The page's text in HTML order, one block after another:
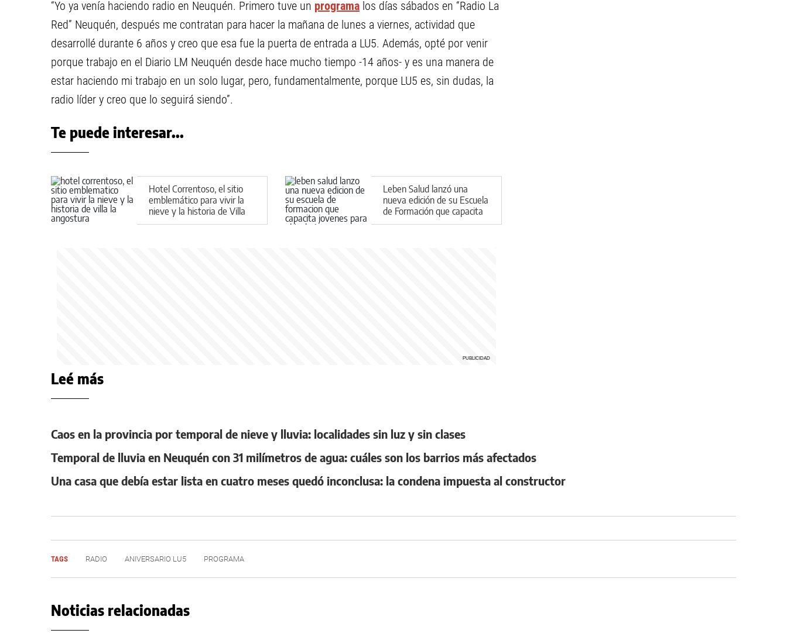
“Yo ya venía haciendo radio en Neuquén. Primero tuve un programa los días sábados en “Radio La
Red” Neuquén, después me contratan para hacer la mañana de lunes a viernes, actividad que
desarrollé durante 6 años y creo que esa fue la puerta de entrada a LU5. Además, opté por venir
porque trabajo en el Diario LM Neuquén desde hace mucho tiempo -14 años- y es una manera de
estar haciendo mi trabajo en un solo lugar, pero, fundamentalmente, porque LU5 es, sin dudas, la
radio líder y creo que lo seguirá siendo”.
Te puede interesar...
Hotel Correntoso, el sitio
emblemático para vivir la
nieve y la historia de Villa
La Angostura
Leben Salud lanzó una
nueva edición de su Escuela
de Formación que capacita
jóvenes para el trabajo
Leé más
Caos en la provincia por temporal de nieve y lluvia: localidades sin luz y sin clases
Temporal de lluvia en Neuquén con 31 milímetros de agua: cuáles son los barrios más afectados
Una casa que debía estar lista en cuatro meses quedó inconclusa: la condena impuesta al constructor
TAGS RADIO ANIVERSARIO LU5 PROGRAMA
Noticias relacionadas